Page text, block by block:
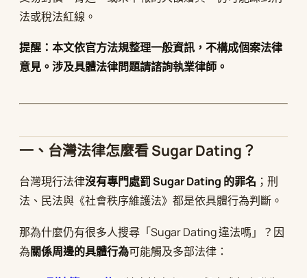
法或稅法紅線。
提醒：本文依官方法規整理一般資訊，不構成個案法律
意見。涉及具體法律問題請諮詢執業律師。
一、台灣法律怎麼看 Sugar Dating？
台灣現行法律沒有專門處罰 Sugar Dating 的罪名 ；刑
法、民法與《社會秩序維護法》都是依具體行為判斷。
那為什麼仍有很多人搜尋「Sugar Dating 違法嗎」？因
為關係周邊的具體行為可能觸及多部法律：